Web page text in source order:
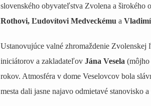
slovenského obyvateľstva Zvolena a širokého
Rothovi, Ľudovítovi Medveckému a
Ustanovujúce valné zhromaždenie
iniciátorov a zakladateľov Jána Vesela (môjho
rokov. Atmosféra v dome Veselovcov bola
mesta dali jasne najavo odmietavé stanovisko